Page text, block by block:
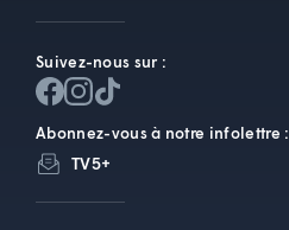
Suivez-nous sur :
Abonnez-vous à notre infolettre :
TV5+